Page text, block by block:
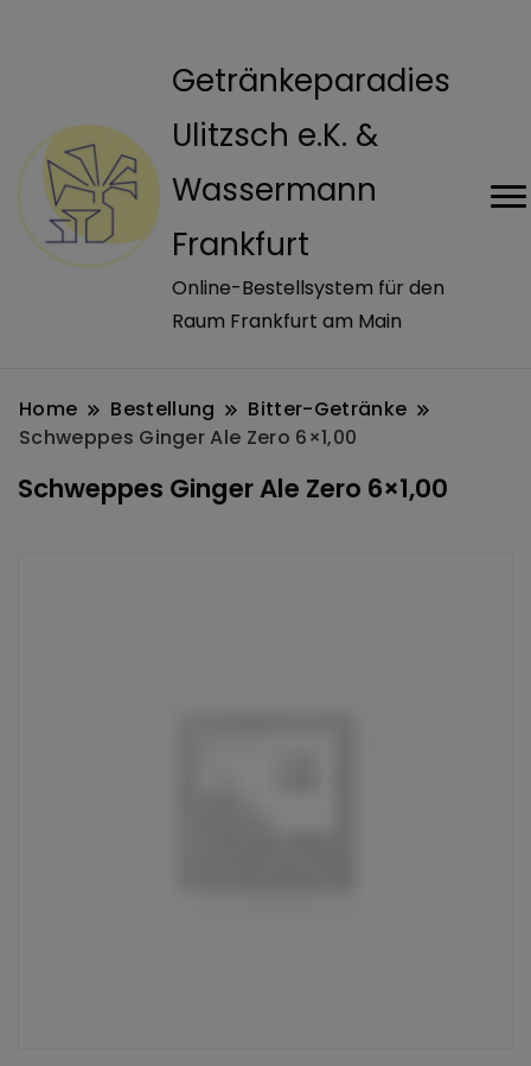
Getränkeparadies
Ulitzsch e.K. &
Wassermann
Frankfurt
Online-Bestellsystem für den
Raum Frankfurt am Main
Home Bestellung
Bitter-Getränke
Schweppes Ginger Ale Zero 6×1,00
Schweppes Ginger Ale Zero 6×1,00